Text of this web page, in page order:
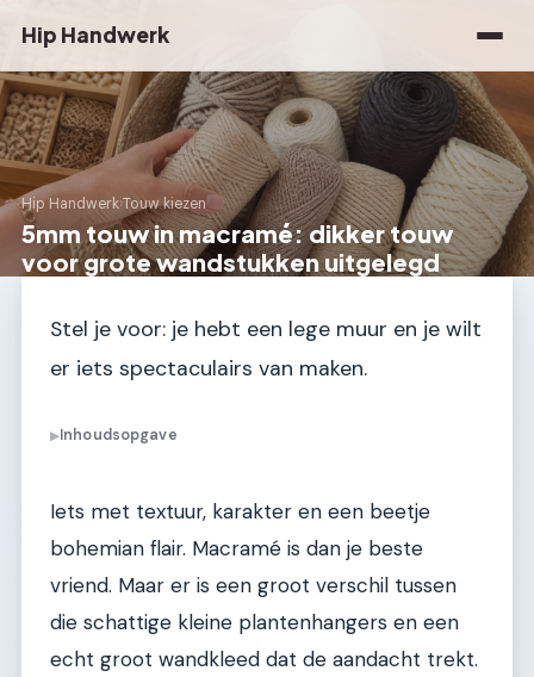
Hip Handwerk
Hip Handwerk›Touw kiezen
5mm touw in macramé: dikker touw
voor grote wandstukken uitgelegd
Stel je voor: je hebt een lege muur en je wilt
er iets spectaculairs van maken.
▶Inhoudsopgave
Iets met textuur, karakter en een beetje
bohemian flair. Macramé is dan je beste
vriend. Maar er is een groot verschil tussen
die schattige kleine plantenhangers en een
echt groot wandkleed dat de aandacht trekt.